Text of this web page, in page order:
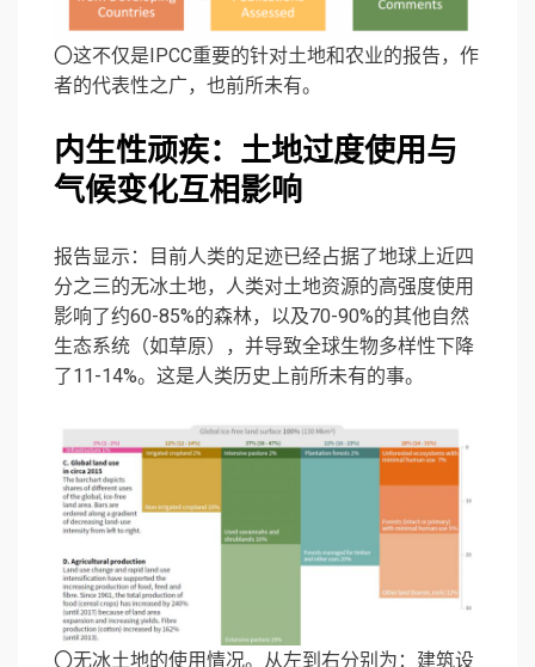
〇这不仅是IPCC重要的针对土地和农业的报告，作
者的代表性之广，也前所未有。
内生性顽疾：土地过度使用与
气候变化互相影响
报告显示：目前人类的足迹已经占据了地球上近四
分之三的无冰土地，人类对土地资源的高强度使用
影响了约60-85%的森林，以及70-90%的其他自然
生态系统（如草原），并导致全球生物多样性下降
了11-14%。这是人类历史上前所未有的事。
〇无冰土地的使用情况。从左到右分别为：建筑设